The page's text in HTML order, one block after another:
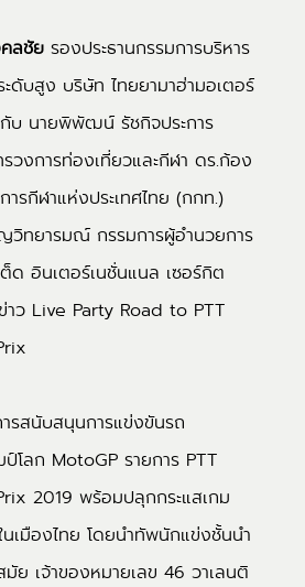
ลชัยรองประธานกรรมการบริหาร
ดับสูง บริษัท ไทยยามาฮ่ามอเตอร์
บ นายพิพัฒน์ รัชกิจประการ
วงการท่องเที่ยวและกีฬา ดร.ก้อง
กีฬาแห่งประเทศไทย (กกท.)
วิทยารมณ์ กรรมการผู้อำนวยการ
ด อินเตอร์เนชั่นแนล เซอร์กิต
าว Live Party Road to PTT
ารสนับสนุนการแข่งขันรถ
โลก MotoGP รายการ PTT
2019 พร้อมปลุกกระแสเกม
นเมืองไทย โดยนำทัพนักแข่งชั้นนำ
ย เจ้าของหมายเลข 46 วาเลนติ